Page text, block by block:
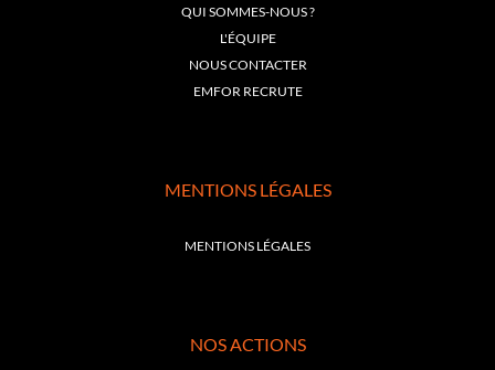
QUI SOMMES-NOUS ?
L'ÉQUIPE
NOUS CONTACTER
EMFOR RECRUTE
MENTIONS LÉGALES
MENTIONS LÉGALES
NOS ACTIONS